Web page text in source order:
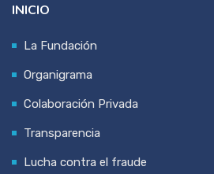
INICIO
La Fundación
Organigrama
Colaboración Privada
Transparencia
Lucha contra el fraude